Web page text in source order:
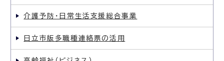
介護予防・日常生活支援総合事業
日立市版多職種連絡票の活用